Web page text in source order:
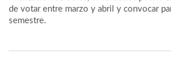
de votar entre marzo y abril y convocar
semestre.